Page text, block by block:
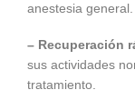
anestesia general.
– Recuperación
sus actividades
tratamiento.